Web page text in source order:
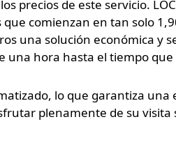
precios de este servicio.
comienzan en tan solo
una solución económica y
una hora hasta el tiempo
lo que garantiza una
plenamente de su visita